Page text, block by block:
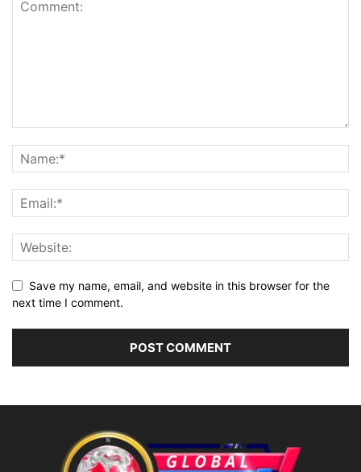
Save my name, email, and website in this browser for the
next time I comment.